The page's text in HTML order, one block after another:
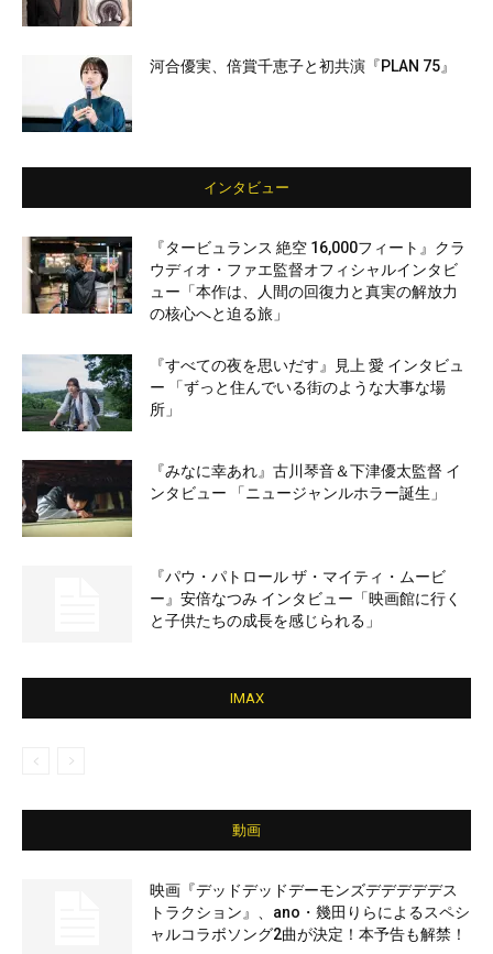
河合優実、倍賞千恵子と初共演『PLAN 75』
インタビュー
『タービュランス 絶空 16,000フィート』クラ
ウディオ・ファエ監督オフィシャルインタビ
ュー「本作は、人間の回復力と真実の解放力
の核心へと迫る旅」
『すべての夜を思いだす』見上 愛 インタビュ
ー 「ずっと住んでいる街のような大事な場
所」
『みなに幸あれ』古川琴音＆下津優太監督 イ
ンタビュー 「ニュージャンルホラー誕生」
『パウ・パトロール ザ・マイティ・ムービ
ー』安倍なつみ インタビュー「映画館に行く
と子供たちの成長を感じられる」
IMAX
動画
映画『デッドデッドデーモンズデデデデデス
トラクション』、ano・幾田りらによるスペシ
ャルコラボソング2曲が決定！本予告も解禁！